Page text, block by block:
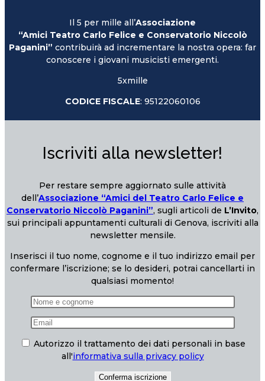
Il 5 per mille all’Associazione
“Amici Teatro Carlo Felice e Conservatorio Niccolò
Paganini” contribuirà ad incrementare la nostra opera: far
conoscere i giovani musicisti emergenti.
5xmille
CODICE FISCALE: 95122060106
Iscriviti alla newsletter!
Per restare sempre aggiornato sulle attività
dell’Associazione “Amici del Teatro Carlo Felice e
Conservatorio Niccolò Paganini”, sugli articoli de L’Invito,
sui principali appuntamenti culturali di Genova, iscriviti alla
newsletter mensile.
Inserisci il tuo nome, cognome e il tuo indirizzo email per
confermare l’iscrizione; se lo desideri, potrai cancellarti in
qualsiasi momento!
Autorizzo il trattamento dei dati personali in base
all'informativa sulla privacy policy